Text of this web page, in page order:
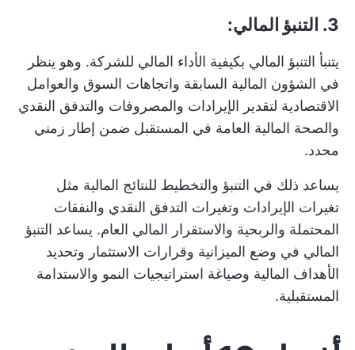
3. التنبؤ المالي:
يتنبأ التنبؤ المالي بكيفية الأداء المالي للشركة. وهو ينظر
في الشؤون المالية السابقة واتجاهات السوق والعوامل
الاقتصادية لتقدير الإيرادات والمصروفات والتدفق النقدي
والصحة المالية العامة في المستقبل ضمن إطار زمني
محدد.
يساعد ذلك في التنبؤ والتخطيط للنتائج المالية مثل
تغيرات الإيرادات وتغيرات التدفق النقدي والنفقات
المحتملة والربحية والاستقرار المالي العام. يساعد التنبؤ
المالي في وضع الميزانية وقرارات الاستثمار وتحديد
الأهداف المالية وصياغة استراتيجيات النمو والاستدامة
المستقبلية.